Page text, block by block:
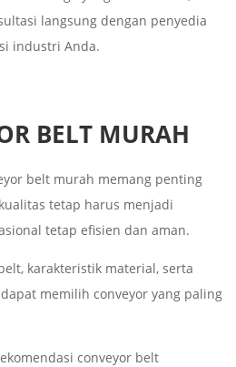
langsung dengan penyedia
industri Anda.
BELT MURAH
belt murah memang penting
tetap harus menjadi
tetap efisien dan aman.
karakteristik material, serta
memilih conveyor yang paling
conveyor belt